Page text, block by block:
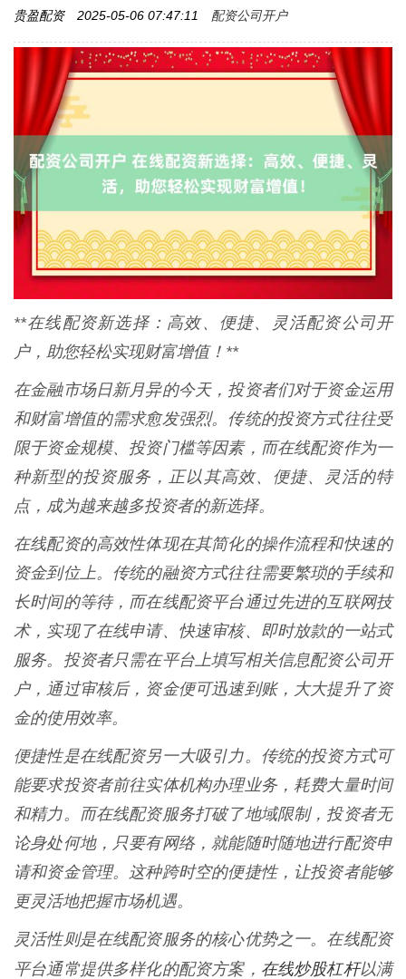
贵盈配资 2025-05-06 07:47:11 配资公司开户
**在线配资新选择：高效、便捷、灵活配资公司开
户，助您轻松实现财富增值！**
在金融市场日新月异的今天，投资者们对于资金运用
和财富增值的需求愈发强烈。传统的投资方式往往受
限于资金规模、投资门槛等因素，而在线配资作为一
种新型的投资服务，正以其高效、便捷、灵活的特
点，成为越来越多投资者的新选择。
在线配资的高效性体现在其简化的操作流程和快速的
资金到位上。传统的融资方式往往需要繁琐的手续和
长时间的等待，而在线配资平台通过先进的互联网技
术，实现了在线申请、快速审核、即时放款的一站式
服务。投资者只需在平台上填写相关信息配资公司开
户，通过审核后，资金便可迅速到账，大大提升了资
金的使用效率。
便捷性是在线配资另一大吸引力。传统的投资方式可
能要求投资者前往实体机构办理业务，耗费大量时间
和精力。而在线配资服务打破了地域限制，投资者无
论身处何地，只要有网络，就能随时随地进行配资申
请和资金管理。这种跨时空的便捷性，让投资者能够
更灵活地把握市场机遇。
灵活性则是在线配资服务的核心优势之一。在线配资
平台通常提供多样化的配资方案， 在线炒股杠杆以满